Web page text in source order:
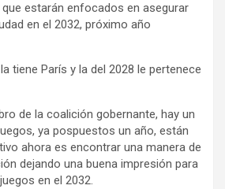
estarán enfocados en asegurar
en el 2032, próximo año
tiene París y la del 2028 le pertenece
de la coalición gobernante, hay un
ya pospuestos un año, están
ahora es encontrar una manera de
dejando una buena impresión para
en el 2032.